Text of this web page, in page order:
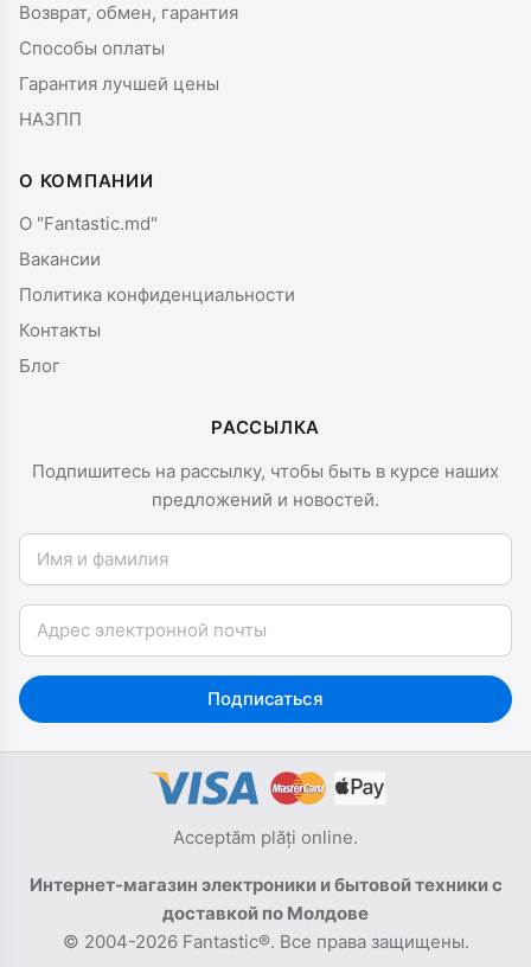
Возврат, обмен, гарантия
Способы оплаты
Гарантия лучшей цены
НАЗПП
О КОМПАНИИ
О "Fantastic.md"
Вакансии
Политика конфиденциальности
Контакты
Блог
РАССЫЛКА
Подпишитесь на рассылку, чтобы быть в курсе наших
предложений и новостей.
Имя и фамилия
Email
Подписаться
Acceptăm plăți online.
Интернет-магазин электроники и бытовой техники с
доставкой по Молдове
© 2004-2026 Fantastic®. Все права защищены.